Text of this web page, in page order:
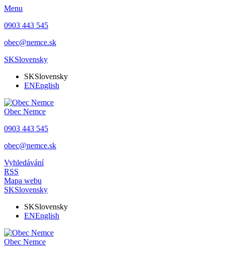
Menu
0903 443 545
obec@nemce.sk
SKSlovensky
SKSlovensky
ENEnglish
Obec Nemce
0903 443 545
obec@nemce.sk
Vyhledávání
RSS
Mapa webu
SKSlovensky
SKSlovensky
ENEnglish
Obec Nemce